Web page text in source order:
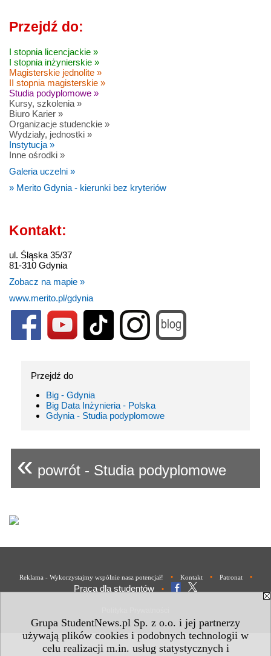
Grupa StudentNews.pl Sp. z o.o. i jej partnerzy
używają plików cookies i podobnych technologii w
celu realizacji m.in. usług statystycznych i
Przejdź do:
I stopnia licencjackie »
I stopnia inżynierskie »
Magisterskie jednolite »
II stopnia magisterskie »
Studia podyplomowe »
Kursy, szkolenia »
Biuro Karier »
Organizacje studenckie »
Wydziały, jednostki »
Instytucja »
Inne ośrodki »
Galeria uczelni »
» Merito Gdynia - kierunki bez kryteriów
Kontakt:
ul. Śląska 35/37
81-310 Gdynia
Zobacz na mapie »
www.merito.pl/gdynia
Przejdź do
Big - Gdynia
Big Data Inżynieria - Polska
Gdynia - Studia podyplomowe
« powrót - Studia podyplomowe
Reklama - Wykorzystajmy wspólnie nasz potencjał! • Kontakt • Patronat •
Praca dla studentów •